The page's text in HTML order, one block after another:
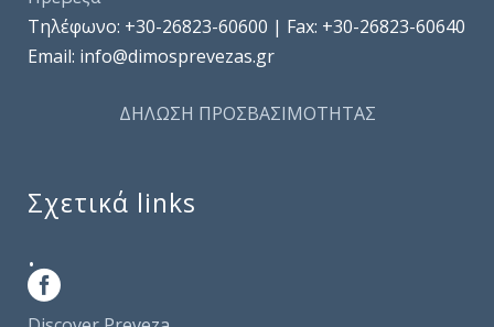
Τηλέφωνo: +30-26823-60600 | Fax: +30-26823-60640
Email: info@dimosprevezas.gr
ΔΗΛΩΣΗ ΠΡΟΣΒΑΣΙΜΟΤΗΤΑΣ
Σχετικά links
.